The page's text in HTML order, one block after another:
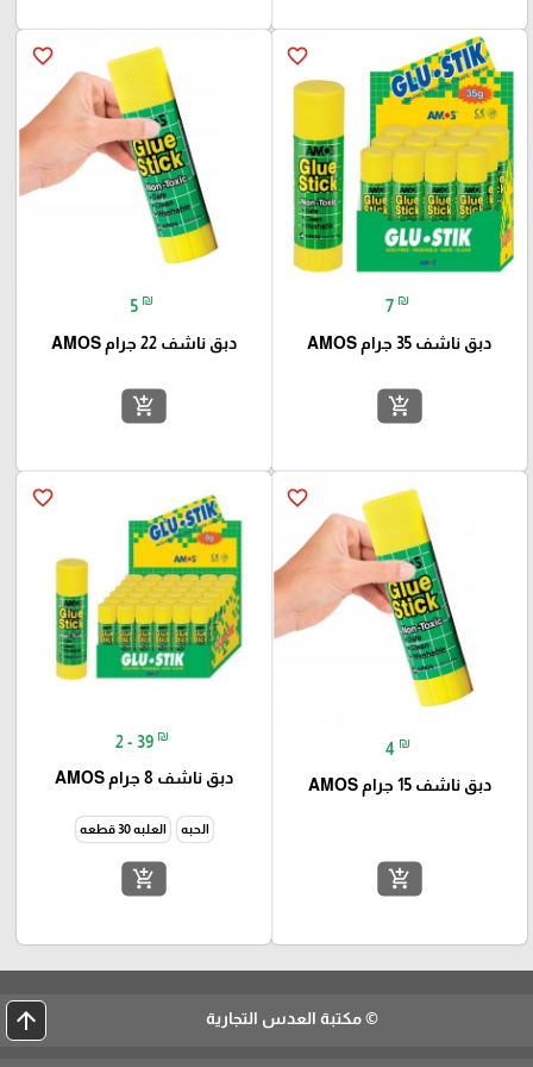
favorite_border
7 ₪
دبق ناشف 35 جرام AMOS
add_shopping_cart
favorite_border
5 ₪
دبق ناشف 22 جرام AMOS
add_shopping_cart
favorite_border
4 ₪
دبق ناشف 15 جرام AMOS
add_shopping_cart
favorite_border
2 - 39 ₪
دبق ناشف 8 جرام AMOS
الحبه العلبه 30 قطعه
add_shopping_cart
© مكتبة العدس التجارية arrow_upward